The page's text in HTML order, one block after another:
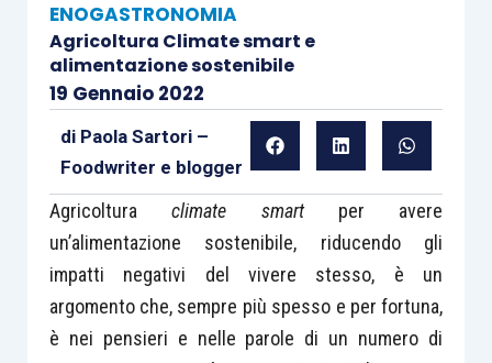
ENOGASTRONOMIA
Agricoltura Climate smart e
alimentazione sostenibile
19 Gennaio 2022
di Paola Sartori –
Foodwriter e blogger
Agricolturaclimate smartper avere
un’alimentazione sostenibile, riducendo gli
impatti negativi del vivere stesso, è un
argomento che, sempre più spesso e per fortuna,
è nei pensieri e nelle parole di un numero di